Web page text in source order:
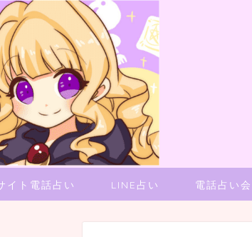
イト電話占い LINE占い 電話占い